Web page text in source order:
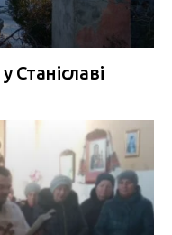
Станіславі